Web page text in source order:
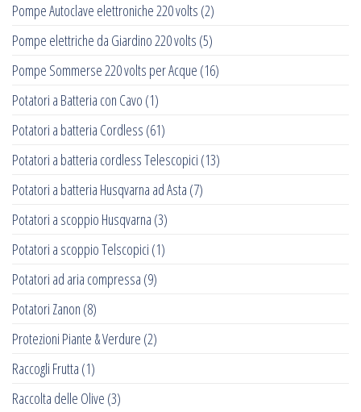
Pompe Autoclave elettroniche 220 volts (2)
Pompe elettriche da Giardino 220 volts (5)
Pompe Sommerse 220 volts per Acque (16)
Potatori a Batteria con Cavo (1)
Potatori a batteria Cordless (61)
Potatori a batteria cordless Telescopici (13)
Potatori a batteria Husqvarna ad Asta (7)
Potatori a scoppio Husqvarna (3)
Potatori a scoppio Telscopici (1)
Potatori ad aria compressa (9)
Potatori Zanon (8)
Protezioni Piante & Verdure (2)
Raccogli Frutta (1)
Raccolta delle Olive (3)